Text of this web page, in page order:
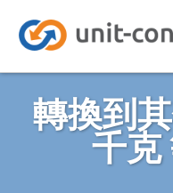
轉換到
千克